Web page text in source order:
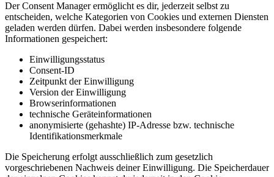
Der Consent Manager ermöglicht es dir, jederzeit selbst zu
entscheiden, welche Kategorien von Cookies und externen Diensten
geladen werden dürfen. Dabei werden insbesondere folgende
Informationen gespeichert:
Einwilligungsstatus
Consent-ID
Zeitpunkt der Einwilligung
Version der Einwilligung
Browserinformationen
technische Geräteinformationen
anonymisierte (gehashte) IP-Adresse bzw. technische
Identifikationsmerkmale
Die Speicherung erfolgt ausschließlich zum gesetzlich
vorgeschriebenen Nachweis deiner Einwilligung. Die Speicherdauer